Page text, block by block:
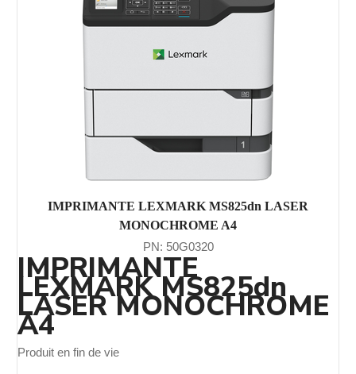
IMPRIMANTE LEXMARK MS825dn LASER
MONOCHROME A4
PN: 50G0320
IMPRIMANTE
LEXMARK MS825dn
LASER MONOCHROME
A4
Produit en fin de vie